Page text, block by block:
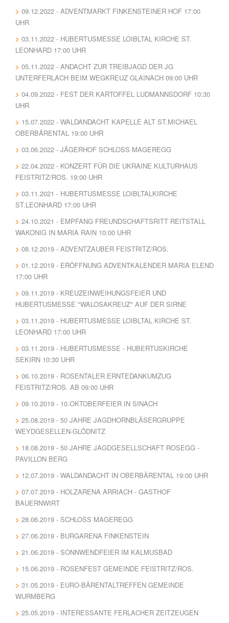
09.12.2022 - ADVENTMARKT FINKENSTEINER HOF 17:00
UHR
03.11.2022 - HUBERTUSMESSE LOIBLTAL KIRCHE ST.
LEONHARD 17:00 UHR
05.11.2022 - ANDACHT ZUR TREIBJAGD DER JG
UNTERFERLACH BEIM WEGKREUZ GLAINACH 09:00 UHR
04.09.2022 - FEST DER KARTOFFEL LUDMANNSDORF 10:30
UHR
15.07.2022 - WALDANDACHT KAPELLE ALT ST.MICHAEL
OBERBÄRENTAL 19:00 UHR
03.06.2022 - JÄGERHOF SCHLOSS MAGEREGG
22.04.2022 - KONZERT FÜR DIE UKRAINE KULTURHAUS
FEISTRITZ/ROS. 19:00 UHR
03.11.2021 - HUBERTUSMESSE LOIBLTALKIRCHE
ST.LEONHARD 17:00 UHR
24.10.2021 - EMPFANG FREUNDSCHAFTSRITT REITSTALL
WAKONIG IN MARIA RAIN 10:00 UHR
08.12.2019 - ADVENTZAUBER FEISTRITZ/ROS.
01.12.2019 - ERÖFFNUNG ADVENTKALENDER MARIA ELEND
17:00 UHR
09.11.2019 - KREUZEINWEIHUNGSFEIER UND
HUBERTUSMESSE "WALOSAKREUZ" AUF DER SIRNE
03.11.2019 - HUBERTUSMESSE LOIBLTAL KIRCHE ST.
LEONHARD 17:00 UHR
03.11.2019 - HUBERTUSMESSE - HUBERTUSKIRCHE
SEKIRN 10:30 UHR
06.10.2019 - ROSENTALER ERNTEDANKUMZUG
FEISTRITZ/ROS. AB 09:00 UHR
09.10.2019 - 10.OKTOBERFEIER IN SINACH
25.08.2019 - 50 JAHRE JAGDHORNBLÄSERGRUPPE
WEYDGESELLEN-GLÖDNITZ
18.08.2019 - 50 JAHRE JAGDGESELLSCHAFT ROSEGG -
PAVILLON BERG
12.07.2019 - WALDANDACHT IN OBERBÄRENTAL 19:00 UHR
07.07.2019 - HOLZARENA ARRIACH - GASTHOF
BAUERNWIRT
28.06.2019 - SCHLOSS MAGEREGG
27.06.2019 - BURGARENA FINKENSTEIN
21.06.2019 - SONNWENDFEIER IM KALMUSBAD
15.06.2019 - ROSENFEST GEMEINDE FEISTRITZ/ROS.
31.05.2019 - EURO-BÄRENTALTREFFEN GEMEINDE
WURMBERG
25.05.2019 - INTERESSANTE FERLACHER ZEITZEUGEN